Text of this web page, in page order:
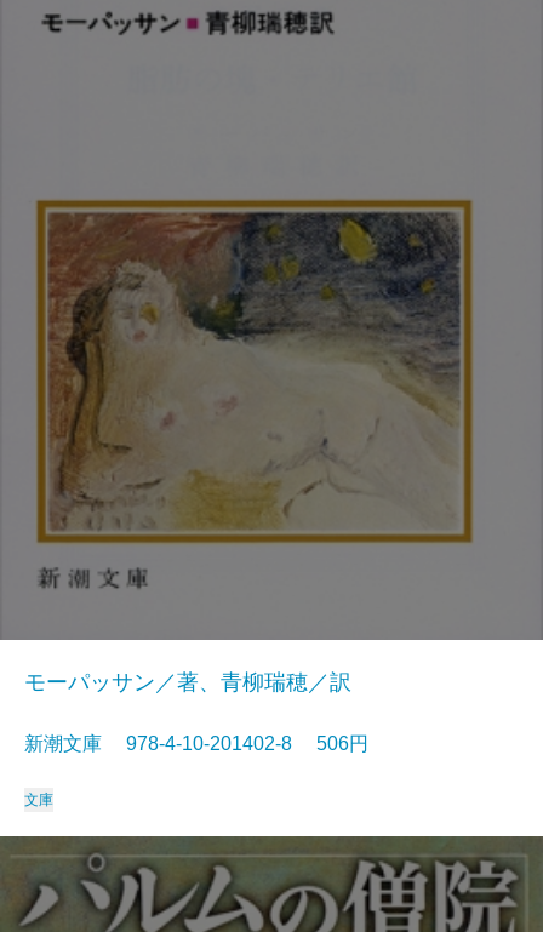
モーパッサン／著、青柳瑞穂／訳
新潮文庫 978-4-10-201402-8 506円
文庫